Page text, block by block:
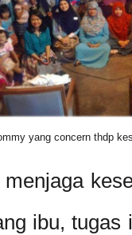
yang concern thdp
ibu,